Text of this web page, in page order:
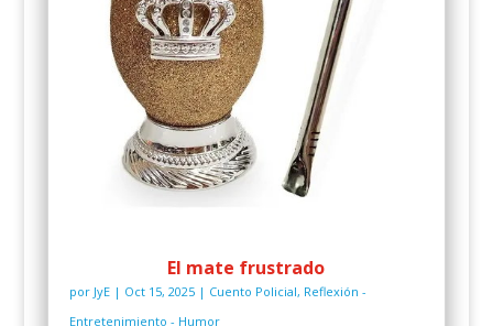
El mate frustrado
por JyE| Oct 15, 2025| Cuento Policial, Reflexión -
Entretenimiento - Humor